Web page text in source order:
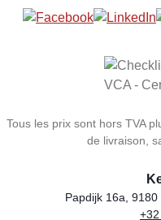
Tous les prix sont hors TVA
de livraison,
Papdijk 16a,